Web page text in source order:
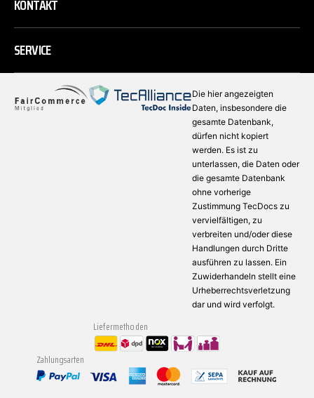
KONTAKT
SERVICE
Die hier angezeigten
Daten, insbesondere die
gesamte Datenbank,
dürfen nicht kopiert
werden. Es ist zu
unterlassen, die Daten oder
die gesamte Datenbank
ohne vorherige
Zustimmung TecDocs zu
vervielfältigen, zu
verbreiten und/oder diese
Handlungen durch Dritte
ausführen zu lassen. Ein
Zuwiderhandeln stellt eine
Urheberrechtsverletzung
dar und wird verfolgt.
Liefermethoden
Zahlungsarten